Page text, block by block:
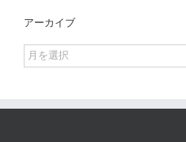
アーカイブ
ア
ー